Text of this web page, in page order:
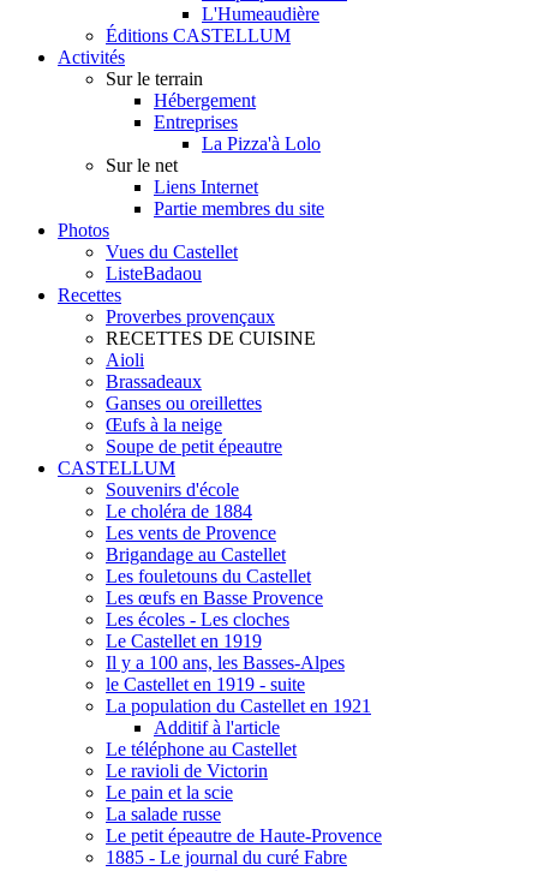
L'Humeaudière
Éditions CASTELLUM
Activités
Sur le terrain
Hébergement
Entreprises
La Pizza'à Lolo
Sur le net
Liens Internet
Partie membres du site
Photos
Vues du Castellet
ListeBadaou
Recettes
Proverbes provençaux
RECETTES DE CUISINE
Aioli
Brassadeaux
Ganses ou oreillettes
Œufs à la neige
Soupe de petit épeautre
CASTELLUM
Souvenirs d'école
Le choléra de 1884
Les vents de Provence
Brigandage au Castellet
Les fouletouns du Castellet
Les œufs en Basse Provence
Les écoles - Les cloches
Le Castellet en 1919
Il y a 100 ans, les Basses-Alpes
le Castellet en 1919 - suite
La population du Castellet en 1921
Additif à l'article
Le téléphone au Castellet
Le ravioli de Victorin
Le pain et la scie
La salade russe
Le petit épeautre de Haute-Provence
1885 - Le journal du curé Fabre